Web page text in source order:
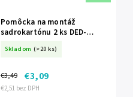
Pomôcka na montáž
sadrokartónu 2 ks DED-
Skladom (>20 ks)
€2,51 bez DPH
€3,49 €3,09